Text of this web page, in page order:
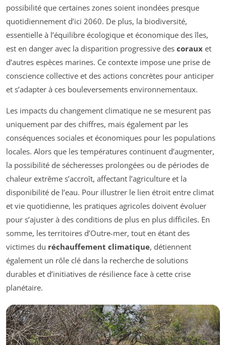
possibilité que certaines zones soient inondées presque
quotidiennement d’ici 2060. De plus, la biodiversité,
essentielle à l’équilibre écologique et économique des îles,
est en danger avec la disparition progressive des coraux et
d’autres espèces marines. Ce contexte impose une prise de
conscience collective et des actions concrètes pour anticiper
et s’adapter à ces bouleversements environnementaux.
Les impacts du changement climatique ne se mesurent pas
uniquement par des chiffres, mais également par les
conséquences sociales et économiques pour les populations
locales. Alors que les températures continuent d’augmenter,
la possibilité de sécheresses prolongées ou de périodes de
chaleur extrême s’accroît, affectant l’agriculture et la
disponibilité de l’eau. Pour illustrer le lien étroit entre climat
et vie quotidienne, les pratiques agricoles doivent évoluer
pour s’ajuster à des conditions de plus en plus difficiles. En
somme, les territoires d’Outre-mer, tout en étant des
victimes du réchauffement climatique, détiennent
également un rôle clé dans la recherche de solutions
durables et d’initiatives de résilience face à cette crise
planétaire.